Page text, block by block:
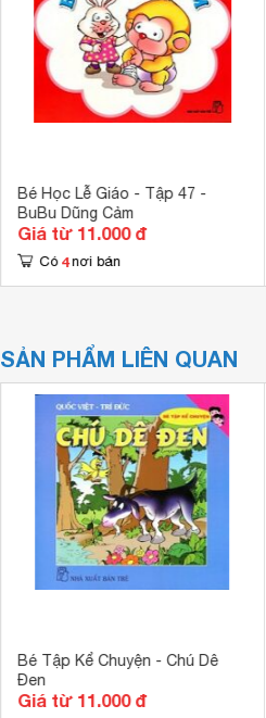
Bé Học Lễ Giáo - Tập 47 -
BuBu Dũng Cảm
Giá từ 11.000 đ
Có 4 nơi bán
SẢN PHẨM LIÊN QUAN
Bé Tập Kể Chuyện - Chú Dê
Đen
Giá từ 11.000 đ